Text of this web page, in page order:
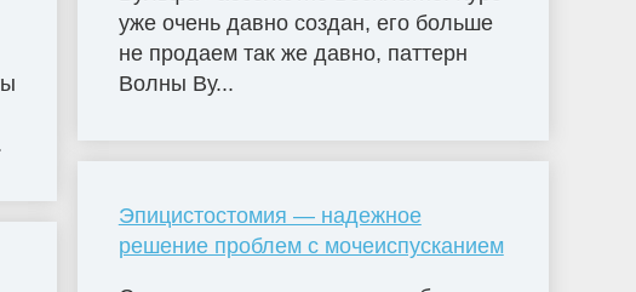
уже очень давно создан, его больше
не продаем так же давно, паттерн
Волны Ву...
Эпицистостомия — надежное
решение проблем с мочеиспусканием